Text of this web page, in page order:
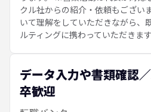
クル社からの紹介・依頼もござい
いて理解をしていただきながら、
ルティングに携わっていただきま
データ入力や書類確認
卒歓迎